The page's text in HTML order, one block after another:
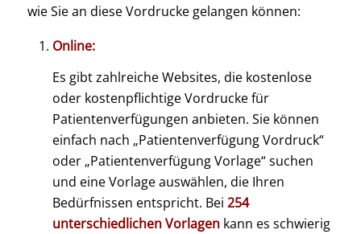
wie Sie an diese Vordrucke gelangen können:
Online:
Es gibt zahlreiche Websites, die kostenlose
oder kostenpflichtige Vordrucke für
Patientenverfügungen anbieten. Sie können
einfach nach „Patientenverfügung Vordruck“
oder „Patientenverfügung Vorlage“ suchen
und eine Vorlage auswählen, die Ihren
Bedürfnissen entspricht. Bei 254
unterschiedlichen Vorlagenkann es schwierig